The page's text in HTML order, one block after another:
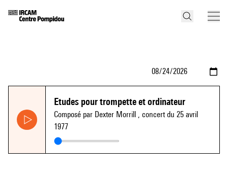
Etudes pour trompette et ordinateur
Composé par Dexter Morrill , concert du 25 avril
1977